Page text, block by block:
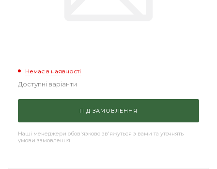
Немає в наявності
Доступні варіанти
ПІД ЗАМОВЛЕННЯ
Наші менеджери обов'язково зв'яжуться з вами та уточнять
умови замовлення